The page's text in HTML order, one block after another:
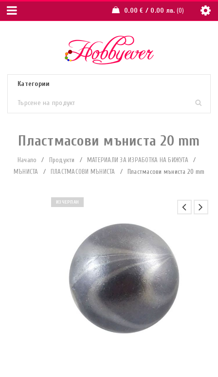
0.00€ / 0.00 лв. 0
Пластмасови мъниста 20 mm
Начало / Продукти / МАТЕРИАЛИ ЗА ИЗРАБОТКА НА БИЖУТА
/
МЪНИСТА
/ ПЛАСТМАСОВИ МЪНИСТА / Пластмасови мъниста 20 mm
ИЗЧЕРПАН